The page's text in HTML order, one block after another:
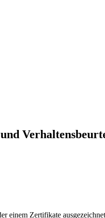
einem Zertifikate